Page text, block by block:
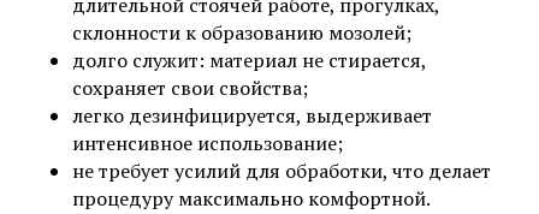
склонности к образованию мозолей;
долго служит: материал не стирается,
сохраняет свои свойства;
легко дезинфицируется, выдерживает
интенсивное использование;
не требует усилий для обработки, что делает
процедуру максимально комфортной.